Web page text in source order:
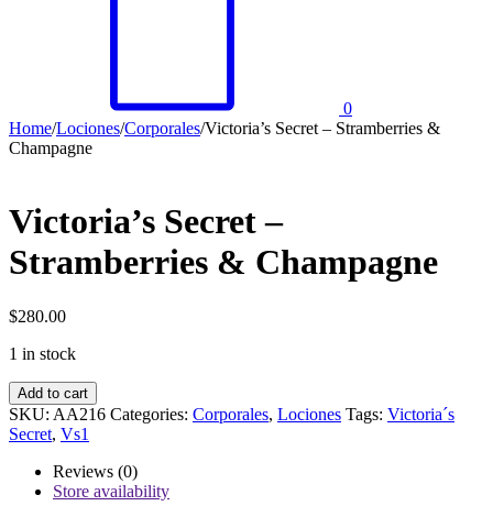
0
Home/Lociones/Corporales/Victoria’s Secret – Stramberries &
Champagne
Victoria’s Secret –
Stramberries & Champagne
$280.00
1 in stock
Victoria’s
Secret
–
Champagne
Add to cart
SKU: AA216 Categories: Corporales, Lociones Tags: Victoria´s
Secret, Vs1
Reviews (0)
Store availability